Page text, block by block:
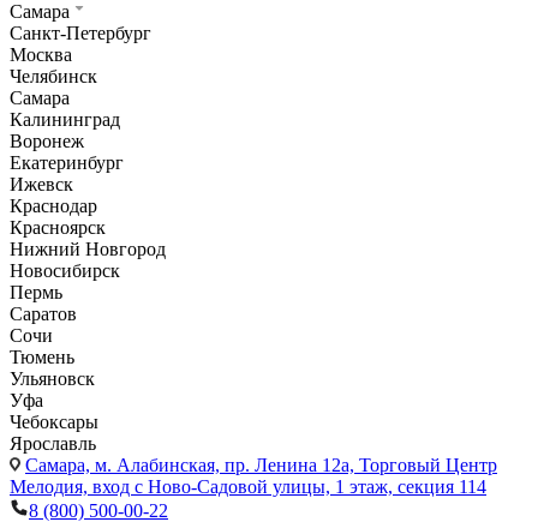
Самара
Санкт-Петербург
Москва
Челябинск
Самара
Калининград
Воронеж
Екатеринбург
Ижевск
Краснодар
Красноярск
Нижний Новгород
Новосибирск
Пермь
Саратов
Сочи
Тюмень
Ульяновск
Уфа
Чебоксары
Ярославль
Самара, м. Алабинская, пр. Ленина 12а, Торговый Центр
Мелодия, вход с Ново-Садовой улицы, 1 этаж, секция 114
8 (800) 500-00-22